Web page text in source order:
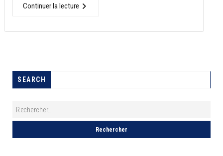
Continuer la lecture
SEARCH